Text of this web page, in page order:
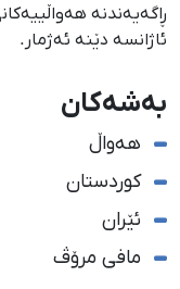
ڕاگەیەندنە
ئاژانسە دێنە ئەژمار.
بەشەکان
هەواڵ
کوردستان
ئێران
مافی مرۆڤ